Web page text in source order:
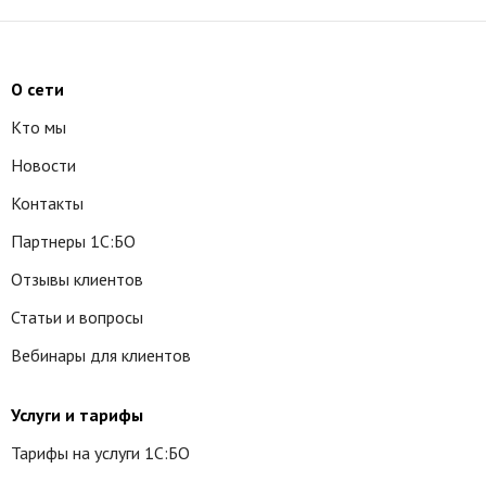
О сети
Кто мы
Новости
Контакты
Партнеры 1С:БО
Отзывы клиентов
Статьи и вопросы
Вебинары для клиентов
Услуги и тарифы
Тарифы на услуги 1С:БО